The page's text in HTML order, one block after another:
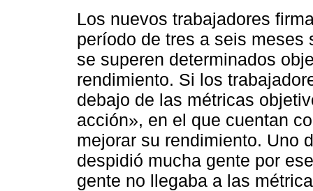
Los nuevos trabajadores
período de tres a seis meses
se superen determinados
rendimiento. Si los
debajo de las métricas
acción», en el que cuentan
mejorar su rendimiento. Uno
despidió mucha gente por
gente no llegaba a las